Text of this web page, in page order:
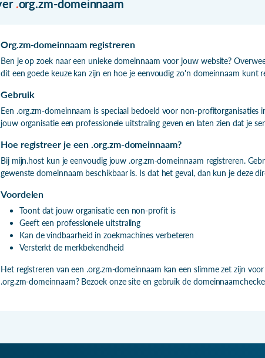
.org.zm-domeinnaam
Org.zm-domeinnaam registreren
Ben je op zoek naar een unieke domeinnaam voor jouw website?
dit een goede keuze kan zijn en hoe je eenvoudig zo'n domeinnaam kunt
Gebruik
Een .org.zm-domeinnaam is speciaal bedoeld voor non-profitorganisaties
jouw organisatie een professionele uitstraling geven en laten zien dat je
Hoe registreer je een .org.zm-domeinnaam?
Bij mijn.host kun je eenvoudig jouw .org.zm-domeinnaam registreren.
gewenste domeinnaam beschikbaar is. Is dat het geval, dan kun je deze
Voordelen
Toont dat jouw organisatie een non-profit is
Geeft een professionele uitstraling
Kan de vindbaarheid in zoekmachines verbeteren
Versterkt de merkbekendheid
Het registreren van een .org.zm-domeinnaam kan een slimme zet zijn
.org.zm-domeinnaam? Bezoek onze site en gebruik de